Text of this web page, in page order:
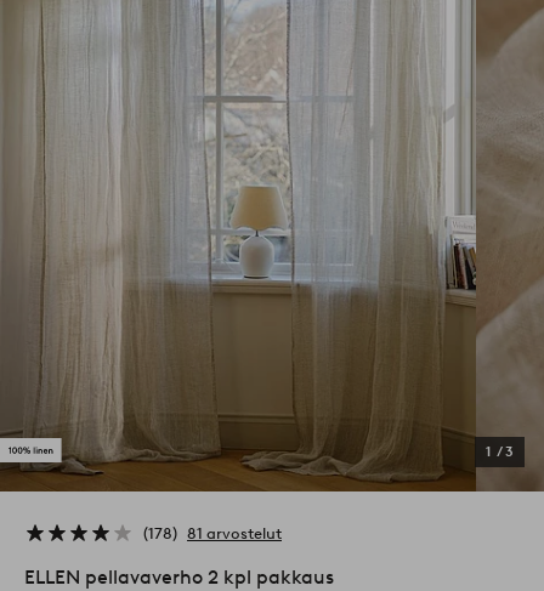
1 /3
178 81 arvostelut
ELLEN pellavaverho 2 kpl pakkaus